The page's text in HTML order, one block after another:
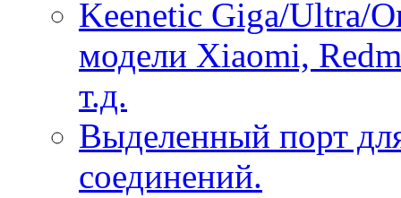
Keenetic Giga/Ultra/
модели Xiaomi,
т.д.
Выделенный порт
соединений.